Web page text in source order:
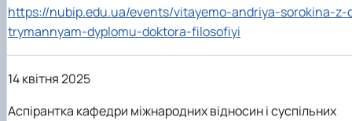
https://nubip.edu.ua/events/vitayemo-andriya-sorokina-z-
trymannyam-dyplomu-doktora-filosofiyi
14 квітня 2025
Аспірантка кафедри міжнародних відносин і суспільних